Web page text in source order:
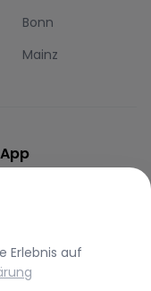
Bonn
Mainz
Erlebnis auf